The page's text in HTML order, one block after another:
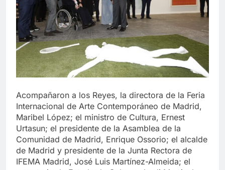
Acompañaron a los Reyes, la directora de la Feria
Internacional de Arte Contemporáneo de Madrid,
Maribel López; el ministro de Cultura, Ernest
Urtasun; el presidente de la Asamblea de la
Comunidad de Madrid, Enrique Ossorio; el alcalde
de Madrid y presidente de la Junta Rectora de
IFEMA Madrid, José Luis Martínez-Almeida; el